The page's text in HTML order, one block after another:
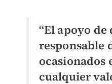
“El apoyo de
responsable
ocasionados
cualquier